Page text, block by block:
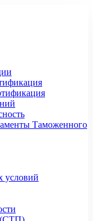
Таможенного
условий